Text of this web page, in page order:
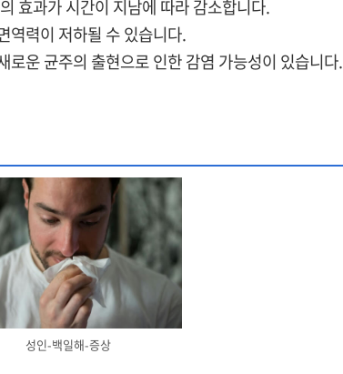
효과가 시간이 지남에 따라 감소합니다.
역력이 저하될 수 있습니다.
로운 균주의 출현으로 인한 감염 가능성이 있습니다.
성인-백일해-증상